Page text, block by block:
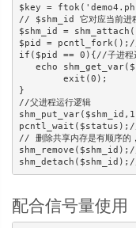
$key =
// $shm_id 它对应当前进程
$shm_id =
$pid = pcntl_fork();//
if($pid == 0){//子进程
echo
}
//父进程运行逻辑
pcntl_wait($status);//等
// 删除共享内存是有顺序的
shm_remove($shm_id);//
shm_detach($shm_id);//
配合信号量使用